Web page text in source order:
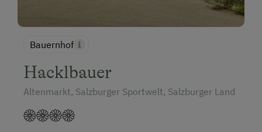
Bauernhof
Hacklbauer
Altenmarkt, Salzburger Sportwelt, Salzburger Land